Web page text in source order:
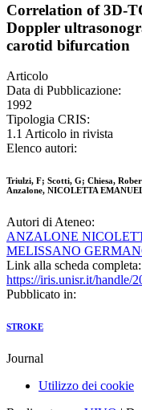
Correlation of 3D-
Doppler
carotid bifurcation
Articolo
Data di Pubblicazione:
1992
Tipologia CRIS:
1.1 Articolo in rivista
Elenco autori:
Triulzi, F; Scotti, G; Chiesa,
Anzalone, NICOLETTA
Autori di Ateneo:
ANZALONE
MELISSANO
Link alla scheda completa:
https://iris.unisr.it/handle/
Pubblicato in:
STROKE
Journal
Utilizzo dei cookie